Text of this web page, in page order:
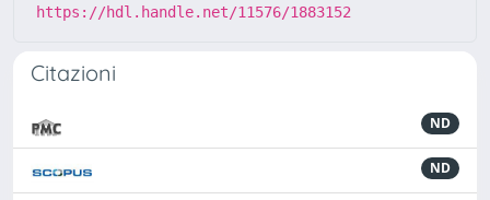
https://hdl.handle.net/11576/1883152
Citazioni
ND
ND